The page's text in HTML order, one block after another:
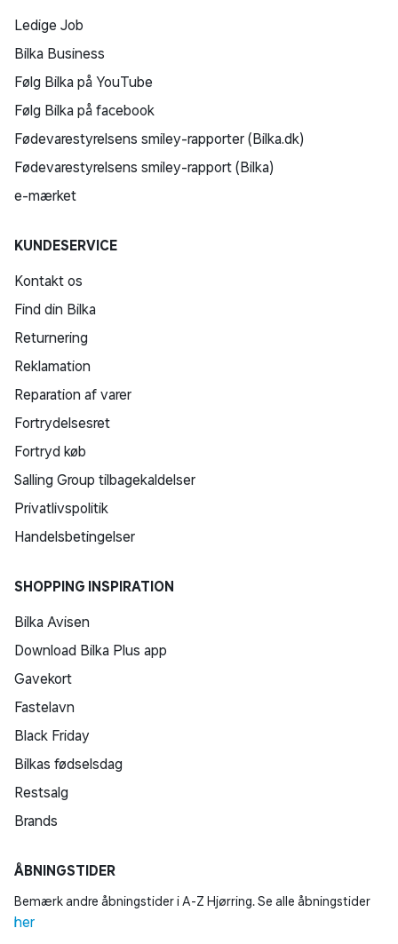
Ledige Job
Bilka Business
Følg Bilka på YouTube
Følg Bilka på facebook
Fødevarestyrelsens smiley-rapporter (Bilka.dk)
Fødevarestyrelsens smiley-rapport (Bilka)
e-mærket
KUNDESERVICE
Kontakt os
Find din Bilka
Returnering
Reklamation
Reparation af varer
Fortrydelsesret
Fortryd køb
Salling Group tilbagekaldelser
Privatlivspolitik
Handelsbetingelser
SHOPPING INSPIRATION
Bilka Avisen
Download Bilka Plus app
Gavekort
Fastelavn
Black Friday
Bilkas fødselsdag
Restsalg
Brands
ÅBNINGSTIDER
Bemærk andre åbningstider i A-Z Hjørring. Se alle åbningstider
her